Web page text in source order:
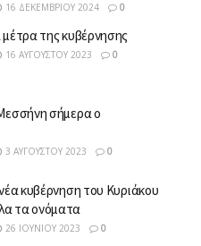
16 ΔΕΚΕΜΒΡΊΟΥ 2024 0
της κυβέρνησης
16 ΑΥΓΟΎΣΤΟΥ 2023 0
σήμερα ο
3 ΑΥΓΟΎΣΤΟΥ 2023 0
κυβέρνηση του Κυριάκου
τα ονόματα
26 ΙΟΥΝΊΟΥ 2023 0